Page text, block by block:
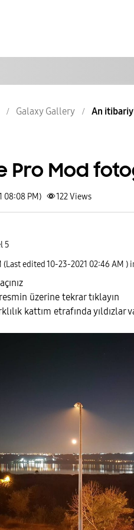
Galaxy Gallery An
Pro Mod
08:08 PM) 122Views
5
(Last edited ‎10-23-2021 02:46 AM )
üzerine tekrar tıklayın
kattım etrafında yıldızlar